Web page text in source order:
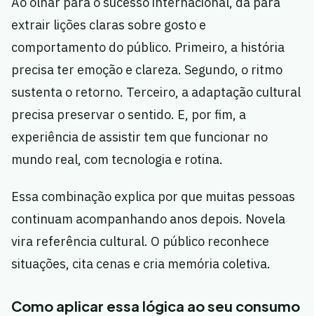
extrair lições claras sobre gosto e
comportamento do público. Primeiro, a história
precisa ter emoção e clareza. Segundo, o ritmo
sustenta o retorno. Terceiro, a adaptação cultural
precisa preservar o sentido. E, por fim, a
experiência de assistir tem que funcionar no
mundo real, com tecnologia e rotina.
Essa combinação explica por que muitas pessoas
continuam acompanhando anos depois. Novela
vira referência cultural. O público reconhece
situações, cita cenas e cria memória coletiva.
Como aplicar essa lógica ao seu consumo